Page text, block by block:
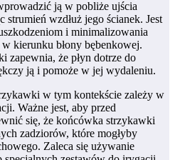
ją w pobliże ujścia
strumień wzdłuż jego ścianek. Jest
i minimalizowania
kierunku błony bębenkowej.
zapewnia, że płyn dotrze do
ją i pomoże w jej wydaleniu.
w tym kontekście zależy w
Ważne jest, aby przed
się, że końcówka strzykawki
zadziorów, które mogłyby
Zaleca się używanie